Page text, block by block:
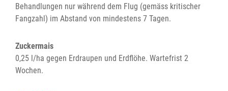
Behandlungen nur während dem Flug (gemäss kritischer
Fangzahl) im Abstand von mindestens 7 Tagen.
Zuckermais
0,25 l/ha gegen Erdraupen und Erdflöhe. Wartefrist 2
Wochen.